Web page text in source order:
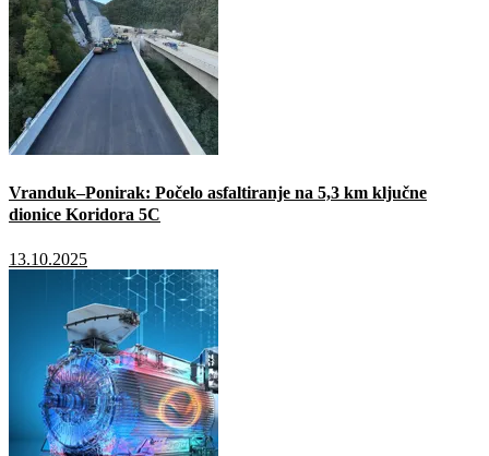
Vranduk–Ponirak: Počelo asfaltiranje na 5,3 km ključne
dionice Koridora 5C
13.10.2025